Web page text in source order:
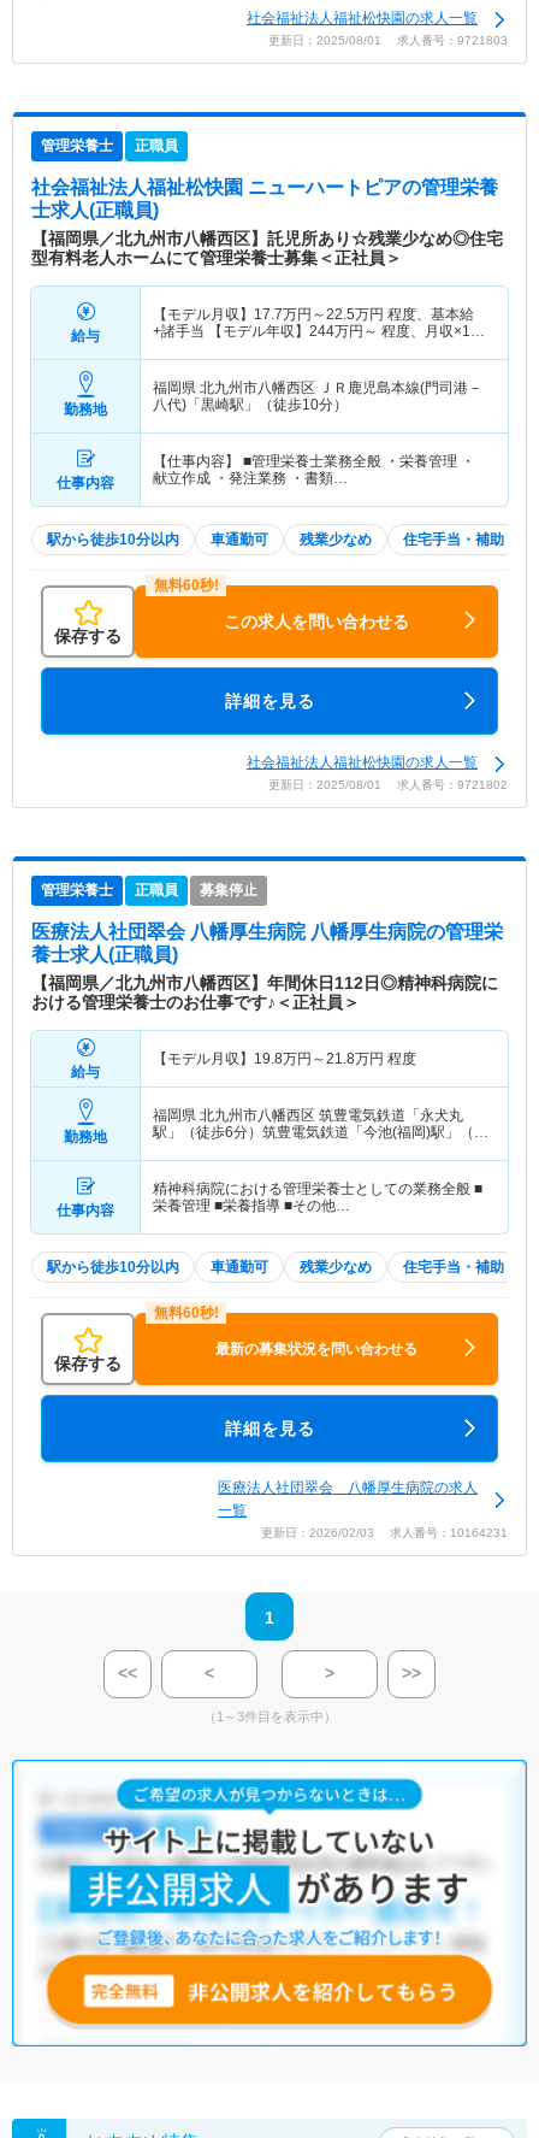
社会福祉法人福祉松快園の求人一覧
更新日：2025/08/01 求人番号：9721803
管理栄養士 正職員
社会福祉法人福祉松快園 ニューハートピアの管理栄養
士求人(正職員)
【福岡県／北九州市八幡西区】託児所あり☆残業少なめ◎住宅
型有料老人ホームにて管理栄養士募集＜正社員＞
給与
【モデル月収】 17.7万円～22.5万円 程度、基本給
+諸手当 【モデル年収】 244万円～ 程度、月収×12
勤務地
福岡県 北九州市八幡西区 ＪＲ鹿児島本線(門司港－
八代)「黒崎駅」（徒歩10分）
仕事内容
【仕事内容】 ■管理栄養士業務全般 ・栄養管理 ・
献立作成 ・発注業務 ・書類…
駅から徒歩10分以内 車通勤可 残業少なめ 住宅手当・補助
保存する
この求人を問い合わせる
詳細を見る
社会福祉法人福祉松快園の求人一覧
更新日：2025/08/01 求人番号：9721802
管理栄養士 正職員 募集停止
医療法人社団翠会 八幡厚生病院 八幡厚生病院の管理栄
養士求人(正職員)
【福岡県／北九州市八幡西区】年間休日112日◎精神科病院に
おける管理栄養士のお仕事です♪＜正社員＞
給与
【モデル月収】 19.8万円～21.8万円 程度
勤務地
福岡県 北九州市八幡西区 筑豊電気鉄道「永犬丸
駅」（徒歩6分）筑豊電気鉄道「今池(福岡)駅」（徒
仕事内容
精神科病院における管理栄養士としての業務全般 ■
栄養管理 ■栄養指導 ■その他…
駅から徒歩10分以内 車通勤可 残業少なめ 住宅手当・補助
保存する
最新の募集状況を問い合わせる
詳細を見る
医療法人社団翠会 八幡厚生病院の求人
一覧
更新日：2026/02/03 求人番号：10164231
1
<< < > >>
（1～3件目を表示中）